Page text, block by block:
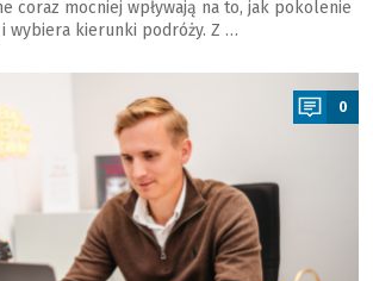
coraz mocniej wpływają na to, jak pokolenie
wybiera kierunki podróży. Z …
0